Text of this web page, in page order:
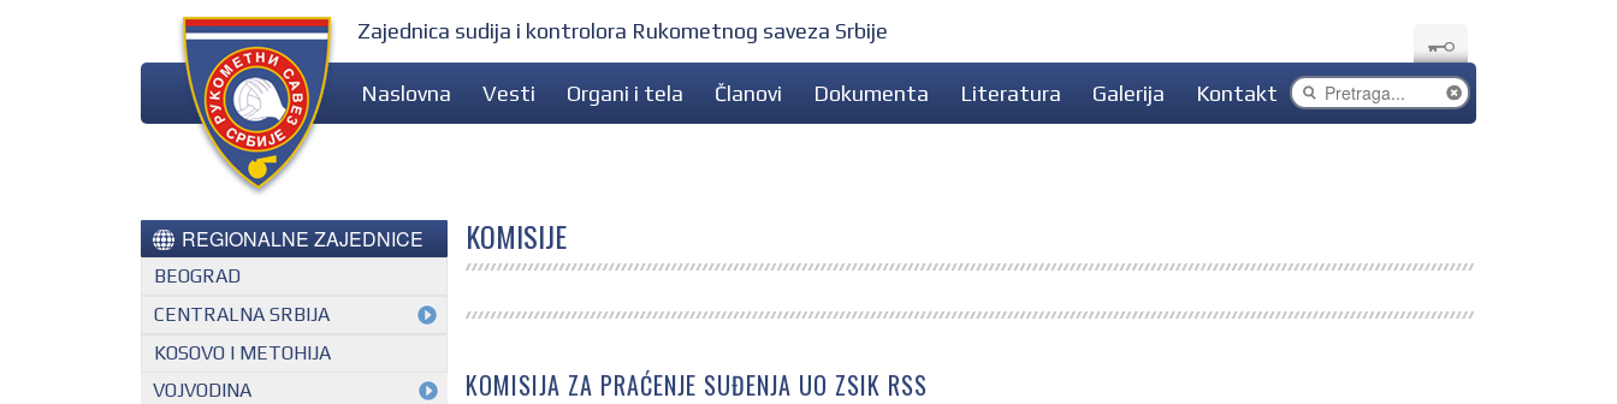
Zajednica sudija i kontrolora Rukometnog saveza Srbije
Naslovna Vesti Organi i tela Članovi Dokumenta Literatura Galerija Kontakt
KOMISIJE
KOMISIJA ZA PRAĆENJE SUĐENJA UO ZSIK RSS
REGIONALNE ZAJEDNICE
BEOGRAD
CENTRALNA SRBIJA
KOSOVO I METOHIJA
VOJVODINA